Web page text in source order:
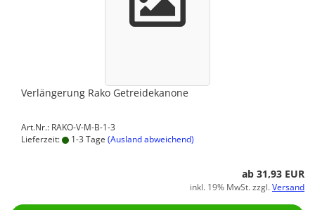
Verlängerung Rako Getreidekanone
Art.Nr.: RAKO-V-M-B-1-3
Lieferzeit:
1-3 Tage (Ausland abweichend)
ab 31,93 EUR
inkl. 19% MwSt. zzgl.Versand